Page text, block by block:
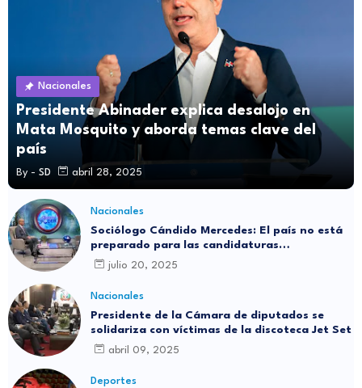
Nacionales
Presidente Abinader explica desalojo en
Mata Mosquito y aborda temas clave del
país
By - SD abril 28, 2025
Nacionales
Sociólogo Cándido Mercedes: El país no está
preparado para las candidaturas
independientes
julio 20, 2025
Nacionales
Presidente de la Cámara de diputados se
solidariza con víctimas de la discoteca Jet Set
abril 09, 2025
Deportes